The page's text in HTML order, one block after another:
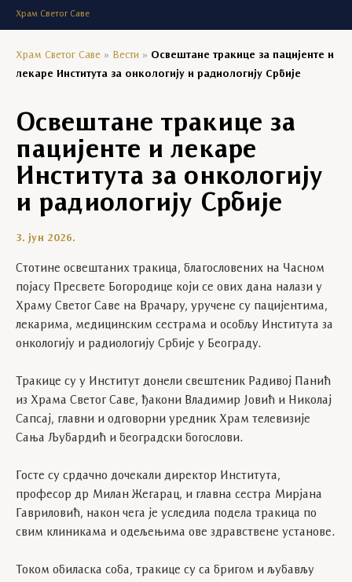
Храм Светог Саве
Храм Светог Саве » Вести » Освештане тракице за пацијенте и
лекаре Института за онкологију и радиологију Србије
Освештане тракице за
пацијенте и лекаре
Института за онкологију
и радиологију Србије
3. јун 2026.
Стотине освештаних тракица, благословених на Часном
појасу Пресвете Богородице који се ових дана налази у
Храму Светог Саве на Врачару, уручене су пацијентима,
лекарима, медицинским сестрама и особљу Института за
онкологију и радиологију Србије у Београду.
Тракице су у Институт донели свештеник Радивој Панић
из Храма Светог Саве, ђакони Владимир Јовић и Николај
Сапсај, главни и одговорни уредник Храм телевизије
Сања Љубардић и београдски богослови.
Госте су срдачно дочекали директор Института,
професор др Милан Жегарац, и главна сестра Мирјана
Гавриловић, након чега је уследила подела тракица по
свим клиникама и одељењима ове здравствене установе.
Током обиласка соба, тракице су са бригом и љубављу